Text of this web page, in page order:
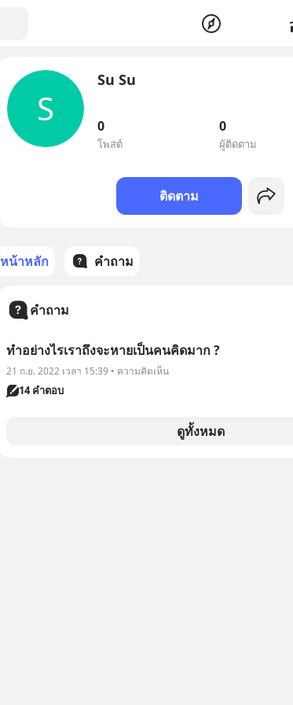
S
Su Su
0
โพสต์
0
ผู้ติดตาม
ติดตาม
หน้าหลัก คำถาม
คำถาม
ทำอย่างไรเราถึงจะหายเป็นคนคิดมาก ?
21 ก.ย. 2022 เวลา 15:39 • ความคิดเห็น
14 คำตอบ
ดูทั้งหมด